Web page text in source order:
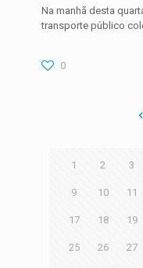
Na manhã desta
transporte público
0
1 2 3
9 10 11
17 18 19
25 26 27